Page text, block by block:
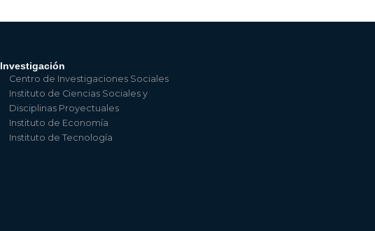
Investigación
Centro de Investigaciones Sociales
Instituto de Ciencias Sociales y
Disciplinas Proyectuales
Instituto de Economía
Instituto de Tecnología